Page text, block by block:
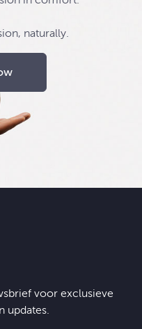
naturally.
voor exclusieve
updates.